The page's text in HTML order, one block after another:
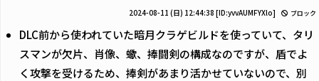
2024-08-11 (日) 12:44:38 [ID:yvvAUMFYXlo] ブロック
DLC前から使われていた暗月クラゲビルドを使っていて、タリ
スマンが欠片、肖像、蠍、捧闘剣の構成なのですが、盾でよ
く攻撃を受けるため、捧剣があまり活かせていないので、別